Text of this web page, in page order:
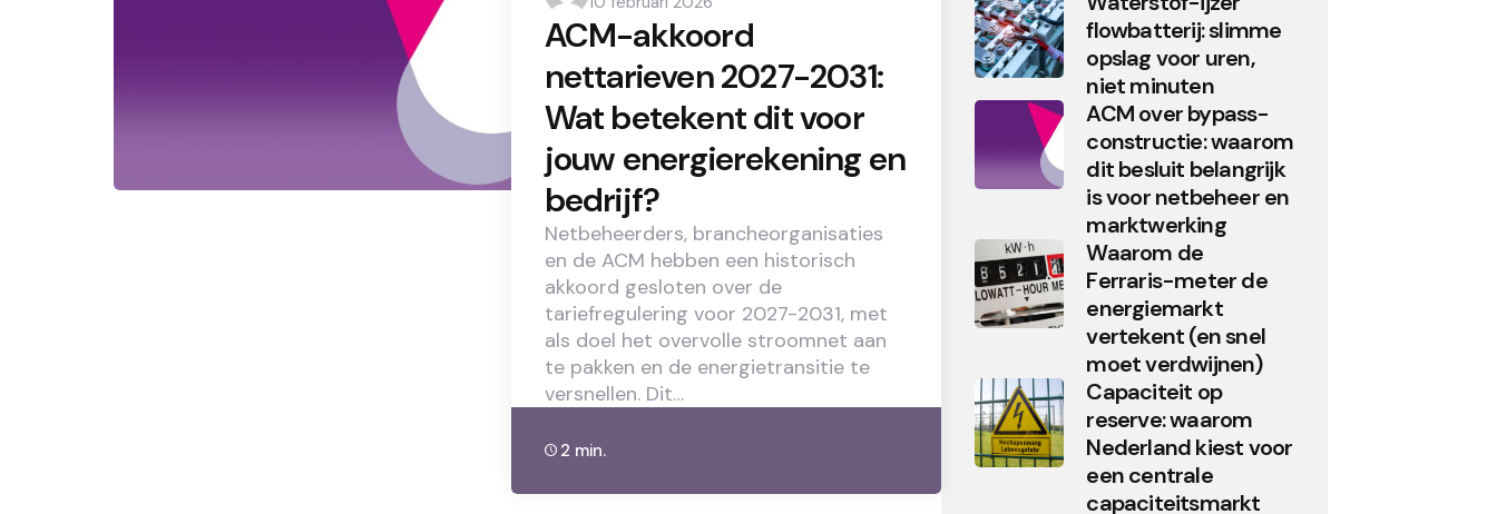
by
ACM-akkoord
nettarieven 2027-2031:
Wat betekent dit voor
jouw energierekening en
bedrijf?
Netbeheerders, brancheorganisaties
en de ACM hebben een historisch
akkoord gesloten over de
tariefregulering voor 2027-2031, met
als doel het overvolle stroomnet aan
te pakken en de energietransitie te
versnellen. Dit…
2 min.
flowbatterij: slimme
opslag voor uren,
niet minuten
ACM over bypass-
constructie: waarom
dit besluit belangrijk
is voor netbeheer en
marktwerking
Waarom de
Ferraris-meter de
energiemarkt
vertekent (en snel
moet verdwijnen)
Capaciteit op
reserve: waarom
Nederland kiest voor
een centrale
capaciteitsmarkt